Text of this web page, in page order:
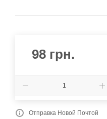
98 грн.
Отправка Новой Почтой